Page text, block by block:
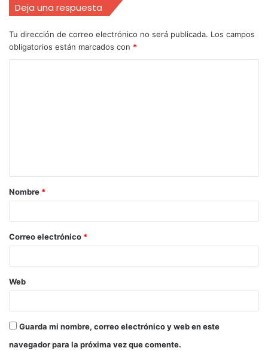
Deja una respuesta
Tu dirección de correo electrónico no será publicada. Los campos
obligatorios están marcados con *
Nombre *
Correo electrónico *
Web
Guarda mi nombre, correo electrónico y web en este
navegador para la próxima vez que comente.